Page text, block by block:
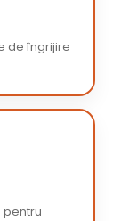
de îngrijire
pentru